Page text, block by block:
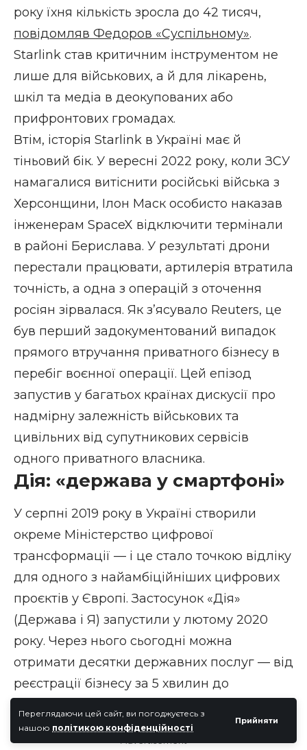
Переглядаючи цей сайт, ви погоджуєтесь з
нашою політикою конфіденційності
Прийняти
року їхня кількість зросла до 42 тисяч,
повідомляв Федоров «Суспільному».
Starlink став критичним інструментом не
лише для військових, а й для лікарень,
шкіл та медіа в деокупованих або
прифронтових громадах.
Втім, історія Starlink в Україні має й
тіньовий бік. У вересні 2022 року, коли ЗСУ
намагалися витіснити російські війська з
Херсонщини, Ілон Маск особисто наказав
інженерам SpaceX відключити термінали
в районі Берислава. У результаті дрони
перестали працювати, артилерія втратила
точність, а одна з операцій з оточення
росіян зірвалася. Як з’ясувало Reuters, це
був перший задокументований випадок
прямого втручання приватного бізнесу в
перебіг воєнної операції. Цей епізод
запустив у багатьох країнах дискусії про
надмірну залежність військових та
цивільних від супутникових сервісів
одного приватного власника.
Дія: «держава у смартфоні»
У серпні 2019 року в Україні створили
окреме Міністерство цифрової
трансформації — і це стало точкою відліку
для одного з найамбіційніших цифрових
проєктів у Європі. Застосунок «Дія»
(Держава і Я) запустили у лютому 2020
року. Через нього сьогодні можна
отримати десятки державних послуг — від
реєстрації бізнесу за 5 хвилин до
житла.